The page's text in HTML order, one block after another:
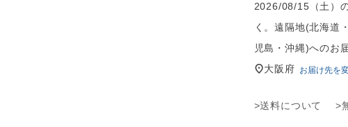
2026/08/15（土）
く。遠隔地(北海道
児島・沖縄)へのお
大阪府 お届け先を
>送料について >